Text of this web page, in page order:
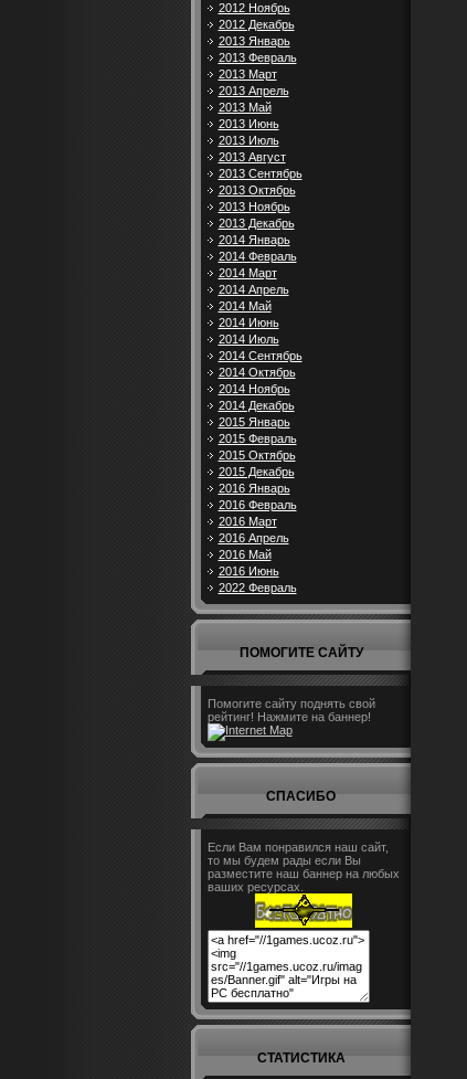
2012 Ноябрь
2012 Декабрь
2013 Январь
2013 Февраль
2013 Март
2013 Апрель
2013 Май
2013 Июнь
2013 Июль
2013 Август
2013 Сентябрь
2013 Октябрь
2013 Ноябрь
2013 Декабрь
2014 Январь
2014 Февраль
2014 Март
2014 Апрель
2014 Май
2014 Июнь
2014 Июль
2014 Сентябрь
2014 Октябрь
2014 Ноябрь
2014 Декабрь
2015 Январь
2015 Февраль
2015 Октябрь
2015 Декабрь
2016 Январь
2016 Февраль
2016 Март
2016 Апрель
2016 Май
2016 Июнь
2022 Февраль
ПОМОГИТЕ САЙТУ
Помогите сайту поднять свой
рейтинг! Нажмите на баннер!
СПАСИБО
Если Вам понравился наш сайт,
то мы будем рады если Вы
разместите наш баннер на любых
ваших ресурсах.
СТАТИСТИКА